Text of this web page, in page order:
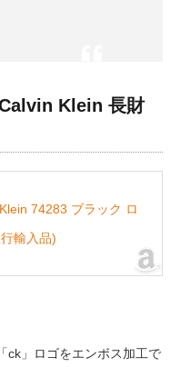
Klein 長財
74283 ブラック ロ
輸入品)
ck」ロゴをエンボス加工で